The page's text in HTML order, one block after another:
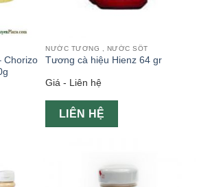
Chorizo
NƯỚC TƯƠNG , NƯỚC SỐT
Tương cà hiệu Hienz 64 gr
Giá - Liên hệ
LIÊN HỆ